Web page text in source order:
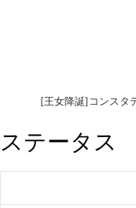
[王女降誕]コンスタ
ステータス